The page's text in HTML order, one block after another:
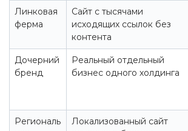
Линковая
ферма
Сайт с тысячами
исходящих ссылок без
контента
Дочерний
бренд
Реальный отдельный
бизнес одного холдинга
Региональ
Локализованный сайт